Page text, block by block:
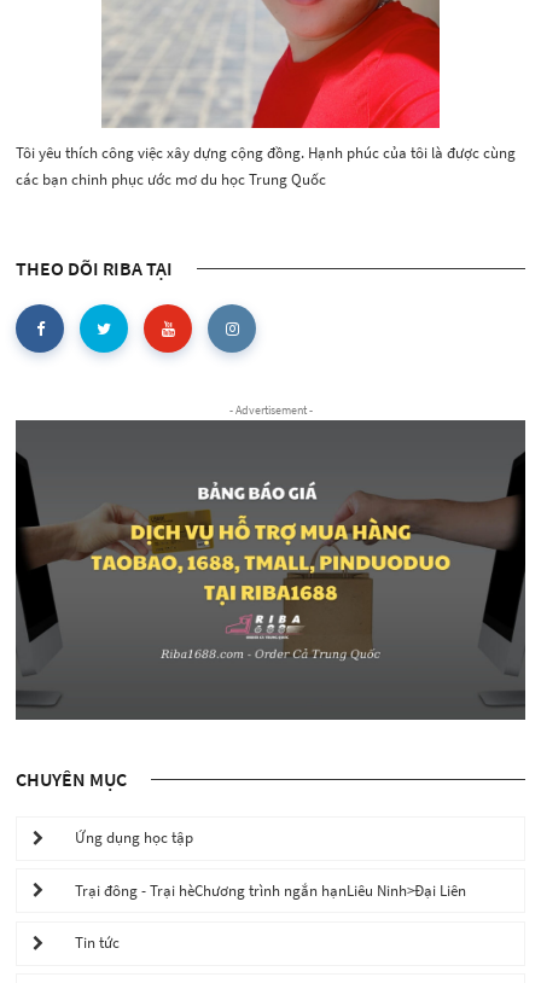
Tôi yêu thích công việc xây dựng cộng đồng. Hạnh phúc của tôi là được cùng
các bạn chinh phục ước mơ du học Trung Quốc
THEO DÕI RIBA TẠI
- Advertisement -
CHUYÊN MỤC
Ứng dụng học tập
Trại đông - Trại hèChương trình ngắn hạnLiêu Ninh>Đại Liên
Tin tức